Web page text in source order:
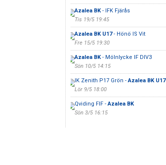
Azalea BK- IFK Fjärås
Tis 19/5 19:45
Azalea BK U17- Hönö IS Vit
Fre 15/5 19:30
Azalea BK- Mölnlycke IF DIV3
Sön 10/5 14:15
IK Zenith P17 Grön -Azalea BK U17
Lör 9/5 18:00
Qviding FIF -Azalea BK
Sön 3/5 16:15